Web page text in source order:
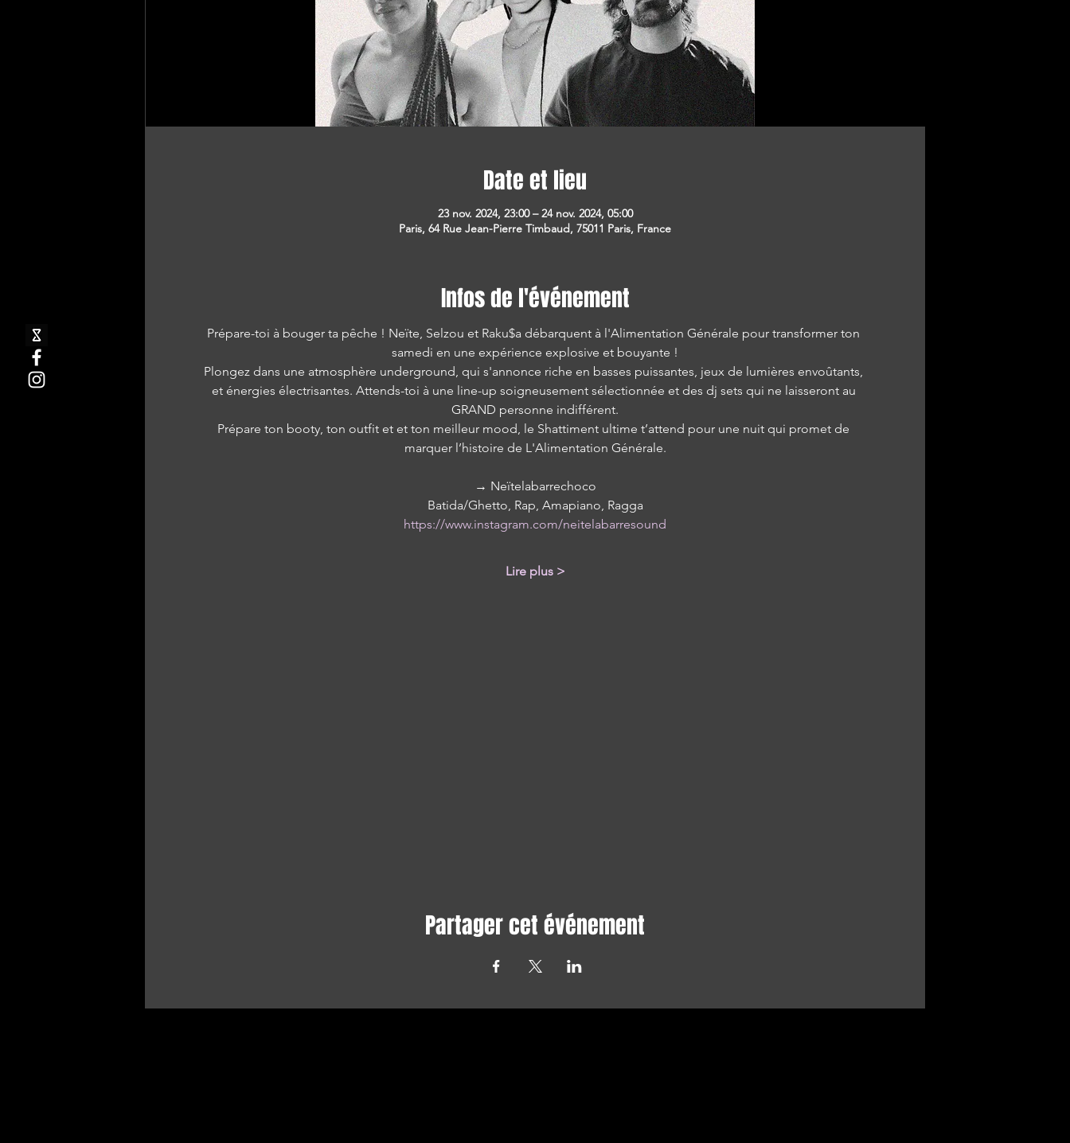
Date et lieu
23 nov. 2024, 23:00 – 24 nov. 2024, 05:00
Paris, 64 Rue Jean-Pierre Timbaud, 75011 Paris, France
Infos de l'événement
Prépare-toi à bouger ta pêche ! Neïte, Selzou et Raku$a débarquent à l'Alimentation Générale pour transformer ton
samedi en une expérience explosive et bouyante !
Plongez dans une atmosphère underground, qui s'annonce riche en basses puissantes, jeux de lumières envoûtants,
et énergies électrisantes. Attends-toi à une line-up soigneusement sélectionnée et des dj sets qui ne laisseront au
GRAND personne indifférent.
Prépare ton booty, ton outfit et et ton meilleur mood, le Shattiment ultime t’attend pour une nuit qui promet de
marquer l’histoire de L'Alimentation Générale.
→ Neïtelabarrechoco
Batida/Ghetto, Rap, Amapiano, Ragga
https://www.instagram.com/neitelabarresound
Lire plus >
Partager cet événement